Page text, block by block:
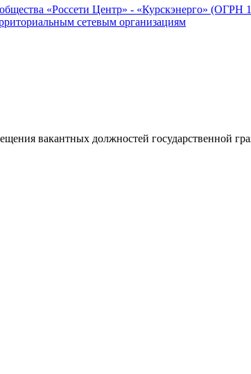
«Россети Центр» - «Курскэнерго» (ОГРН
сетевым организациям
вакантных должностей государственной